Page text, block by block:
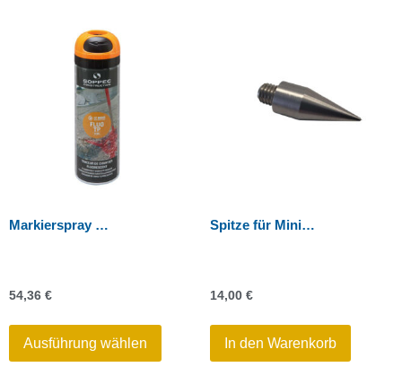
Markierspray Soppec
54,36 €
Ausführung wählen
Spitze für Mini-Absteckrahmen, 30 mm
14,00 €
In den Warenkorb